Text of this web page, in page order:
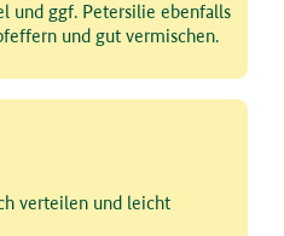
und ggf. Petersilie ebenfalls
und gut vermischen.
verteilen und leicht